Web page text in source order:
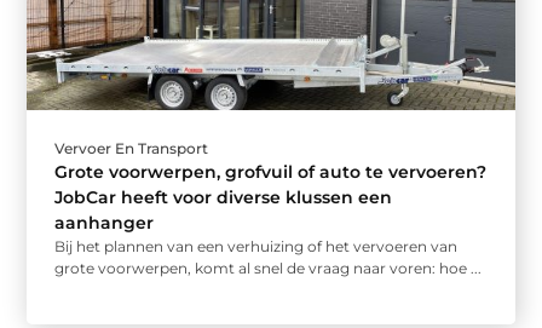
Vervoer En Transport
Grote voorwerpen, grofvuil of auto te vervoeren?
JobCar heeft voor diverse klussen een
aanhanger
Bij het plannen van een verhuizing of het vervoeren van
grote voorwerpen, komt al snel de vraag naar voren: hoe ...